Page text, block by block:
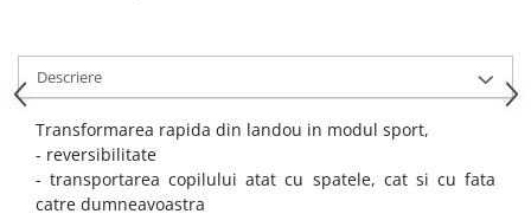
Descriere
Transformarea rapida din landou in modul sport,
- reversibilitate
- transportarea copilului atat cu spatele, cat si cu fata
catre dumneavoastra